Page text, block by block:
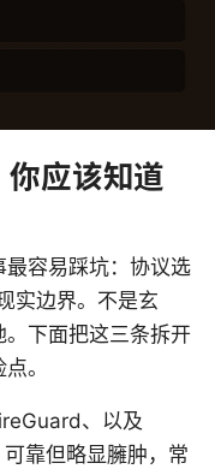
应该知道
容易踩坑：协议选
实边界。不是玄
下面把这三条拆开
。
、以及
靠但略显臃肿，常